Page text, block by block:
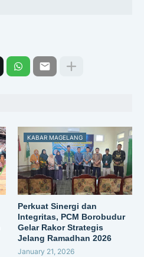
KABAR MAGELANG
Perkuat Sinergi dan
Integritas, PCM Borobudur
Gelar Rakor Strategis
Jelang Ramadhan 2026
January 21, 2026